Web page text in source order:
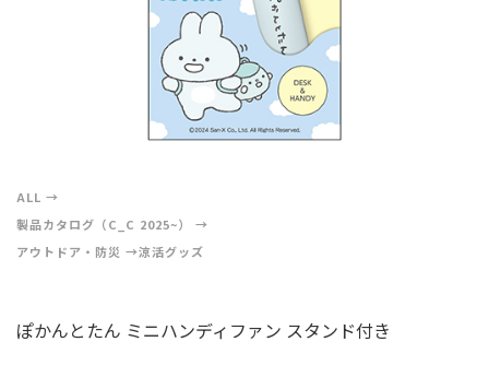
ALL
製品カタログ（C_C 2025~）
アウトドア・防災
涼活グッズ
ぽかんとたん ミニハンディファン スタンド付き